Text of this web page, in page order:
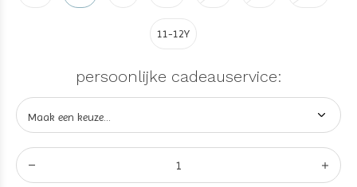
11-12Y
persoonlijke cadeauservice: